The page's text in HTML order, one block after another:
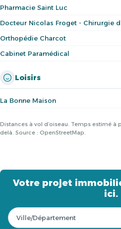
Pharmacie Saint Luc
Docteur Nicolas Froget - Chirurgie
Orthopédie Charcot
Cabinet Paramédical
Loisirs
La Bonne Maison
Distances à vol d’oiseau. Temps estimé à
delà. Source : OpenStreetMap.
Votre projet
ici.